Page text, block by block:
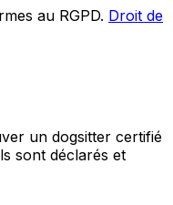
au RGPD. Droit de
un dogsitter certifié
sont déclarés et